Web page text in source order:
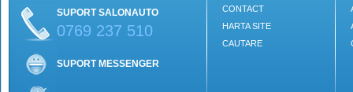
SUPORT SALONAUTO
0769 237 510
SUPORT MESSENGER
CONTACT
HARTA SITE
CAUTARE